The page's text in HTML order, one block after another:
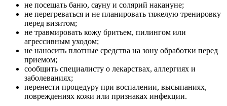
не посещать баню, сауну и солярий накануне;
не перегреваться и не планировать тяжелую тренировку
перед визитом;
не травмировать кожу бритьем, пилингом или
агрессивным уходом;
не наносить плотные средства на зону обработки перед
приемом;
сообщить специалисту о лекарствах, аллергиях и
заболеваниях;
перенести процедуру при воспалении, высыпаниях,
повреждениях кожи или признаках инфекции.